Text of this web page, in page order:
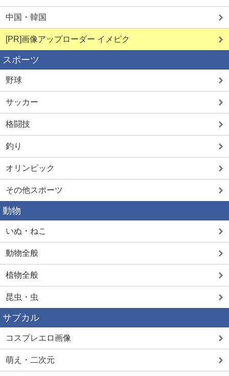
中国・韓国
[PR]画像アップローダー イメピク
スポーツ
野球
サッカー
格闘技
釣り
オリンピック
その他スポーツ
動物
いぬ・ねこ
動物全般
植物全般
昆虫・虫
サブカル
コスプレエロ画像
萌え・二次元